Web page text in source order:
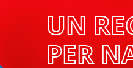
UN
PER